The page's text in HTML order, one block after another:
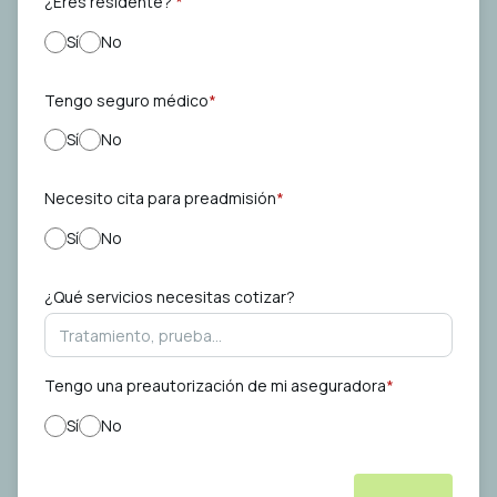
Sí
No
Tengo seguro médico*
Sí
No
Necesito cita para preadmisión*
Sí
No
¿Qué servicios necesitas cotizar?
Tengo una preautorización de mi aseguradora*
Sí
No
Lunes a Viernes de 7:00 a.m. a 6:00 p.m.
Nombre
Apellidos
Correo electrónico*
Teléfono